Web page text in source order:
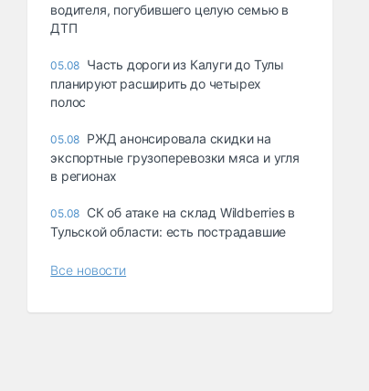
водителя, погубившего целую семью в
ДТП
05.08 Часть дороги из Калуги до Тулы
планируют расширить до четырех
полос
05.08 РЖД анонсировала скидки на
экспортные грузоперевозки мяса и угля
в регионах
05.08 СК об атаке на склад Wildberries в
Тульской области: есть пострадавшие
Все новости